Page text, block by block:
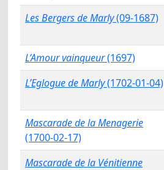
Les Bergers de Marly(09-1687)
L’Amour vainqueur(1697)
L’Eglogue de Marly(1702-01-04)
Mascarade de la Menagerie
(1700-02-17)
Mascarade de la Vénitienne